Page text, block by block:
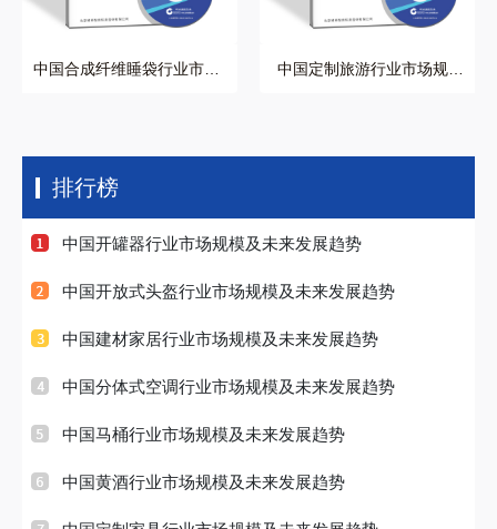
中国合成纤维睡袋行业市场
中国定制旅游行业市场规模
排行榜
中国开罐器行业市场规模及未来发展趋势
中国开放式头盔行业市场规模及未来发展趋势
中国建材家居行业市场规模及未来发展趋势
中国分体式空调行业市场规模及未来发展趋势
中国马桶行业市场规模及未来发展趋势
中国黄酒行业市场规模及未来发展趋势